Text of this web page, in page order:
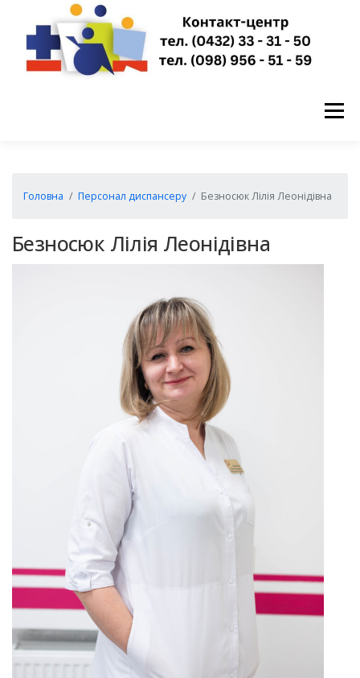
вмісту
Меню
Головна Персонал диспансеру Безносюк Лілія Леонідівна
Безносюк Лілія Леонідівна